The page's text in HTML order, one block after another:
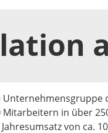
Mitarbeitern in über
von ca.